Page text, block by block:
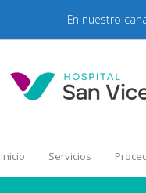
En nuestro
Inicio Servicios